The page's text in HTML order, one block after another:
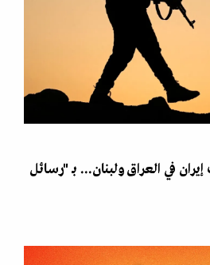
في العراق ولبنان... بـ "رسائل